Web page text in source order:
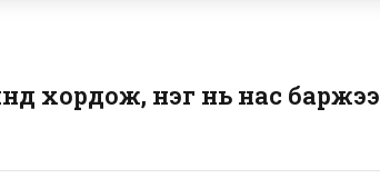
хордож, нэг нь нас баржээ